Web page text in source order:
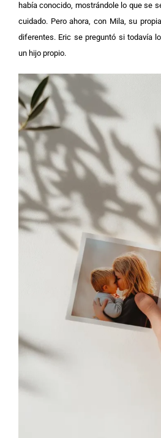
había conocido, mostrándole lo que se
cuidado. Pero ahora, con Mila, su
diferentes. Eric se preguntó si todavía
un hijo propio.